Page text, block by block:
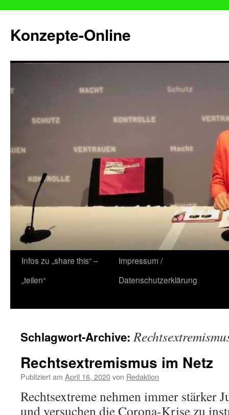
Konzepte-Online
Zum
Inhalt
Infos zu „share this“ –
„teilen“
Impressum /
Datenschutzerklärung
Schlagwort-Archive:
Rechtsextremismus im Netz
Publiziert am April 16, 2020von Redaktion
Rechtsextreme nehmen immer stärker
und versuchen die Corona-Krise zu